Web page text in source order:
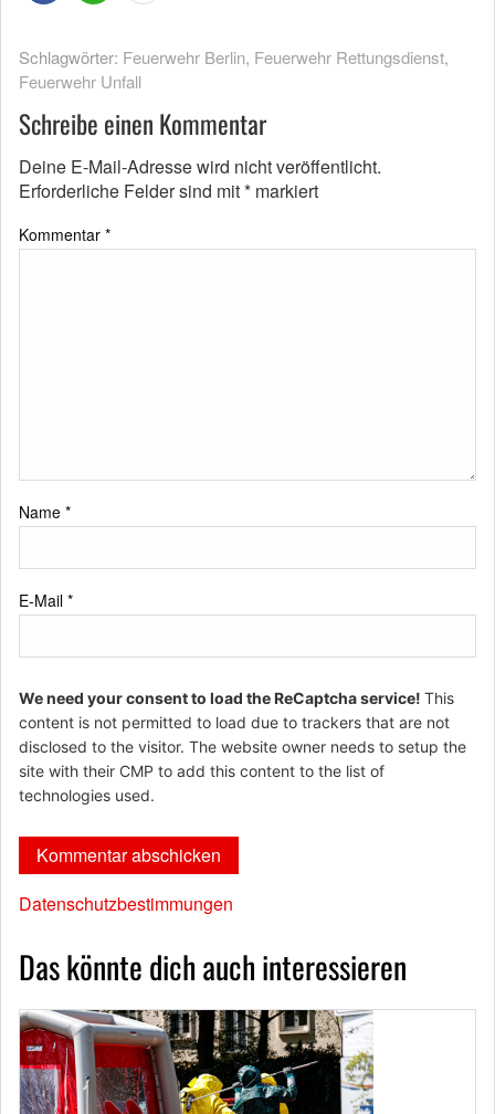
Schlagwörter: Feuerwehr Berlin, Feuerwehr Rettungsdienst,
Feuerwehr Unfall
Schreibe einen Kommentar
Deine E-Mail-Adresse wird nicht veröffentlicht.
Erforderliche Felder sind mit* markiert
Kommentar *
Name *
E-Mail *
We need your consent to load the ReCaptcha service! This
content is not permitted to load due to trackers that are not
disclosed to the visitor. The website owner needs to setup the
site with their CMP to add this content to the list of
technologies used.
Datenschutzbestimmungen
Das könnte dich auch interessieren